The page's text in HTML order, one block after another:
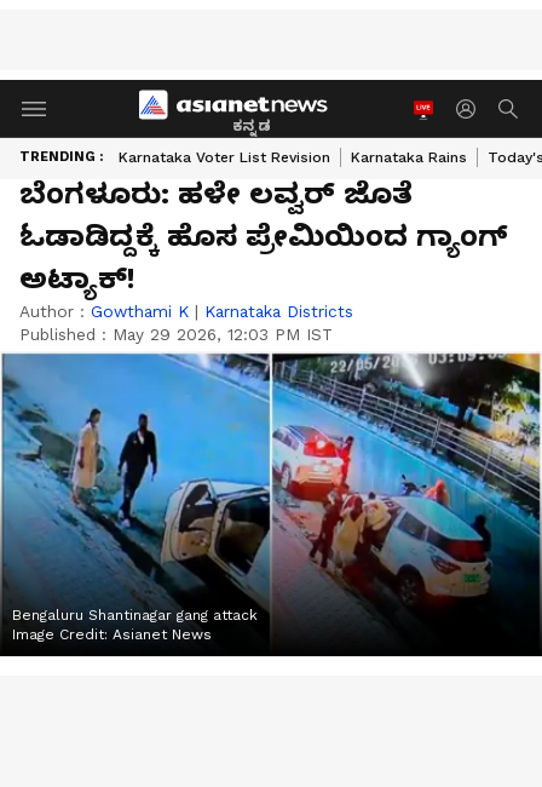
ಕನ್ನಡ
TRENDING : Karnataka Voter List Revision Karnataka Rains
ಬೆಂಗಳೂರು: ಹಳೇ ಲವ್ವರ್ ಜೊತೆ
ಓಡಾಡಿದ್ದಕ್ಕೆ ಹೊಸ ಪ್ರೇಮಿಯಿಂದ ಗ್ಯಾಂಗ್
ಅಟ್ಯಾಕ್!
Author : Gowthami K | Karnataka Districts
Published : May 29 2026, 12:03 PM IST
Bengaluru Shantinagar gang attack
Image Credit: Asianet News